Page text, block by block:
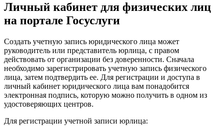
Личный кабинет для физических лиц
на портале Госуслуги
Создать учетную запись юридического лица может
руководитель или представитель юрлица, с правом
действовать от организации без доверенности. Сначала
необходимо зарегистрировать учетную запись физического
лица, затем подтвердить ее. Для регистрации и доступа в
личный кабинет юридического лица вам понадобится
электронная подпись, которую можно получить в одном из
удостоверяющих центров.
Для регистрации учетной записи юрлица: